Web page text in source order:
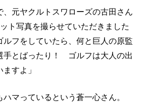
、元ヤクルトスワローズの古田さん
ト写真を撮らせていただきました
ルフをしていたら、何と巨人の原監
手とばったり！ ゴルフは大人の出
すよ」
マっているという蒼一心さん。